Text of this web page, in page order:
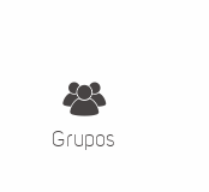
Grupos